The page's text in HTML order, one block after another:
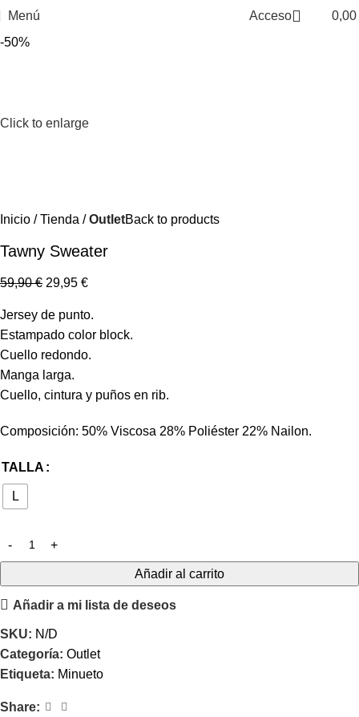
Menú Acceso
0,00
-50%
Click to enlarge
Inicio Tienda OutletBack to products
Tawny Sweater
59,90€ 29,95 €
Jersey de punto.
Estampado color block.
Cuello redondo.
Manga larga.
Cuello, cintura y puños en rib.
Composición: 50% Viscosa 28% Poliéster 22% Nailon.
TALLA
L
Añadir al carrito
Añadir a mi lista de deseos
SKU: N/D
Categoría: Outlet
Etiqueta: Minueto
Share: